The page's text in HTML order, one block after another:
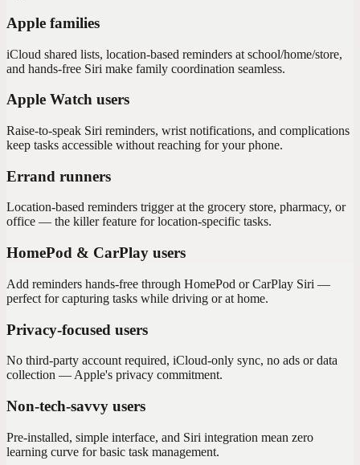
Apple families
iCloud shared lists, location-based reminders at school/home/store,
and hands-free Siri make family coordination seamless.
Apple Watch users
Raise-to-speak Siri reminders, wrist notifications, and complications
keep tasks accessible without reaching for your phone.
Errand runners
Location-based reminders trigger at the grocery store, pharmacy, or
office — the killer feature for location-specific tasks.
HomePod & CarPlay users
Add reminders hands-free through HomePod or CarPlay Siri —
perfect for capturing tasks while driving or at home.
Privacy-focused users
No third-party account required, iCloud-only sync, no ads or data
collection — Apple's privacy commitment.
Non-tech-savvy users
Pre-installed, simple interface, and Siri integration mean zero
learning curve for basic task management.